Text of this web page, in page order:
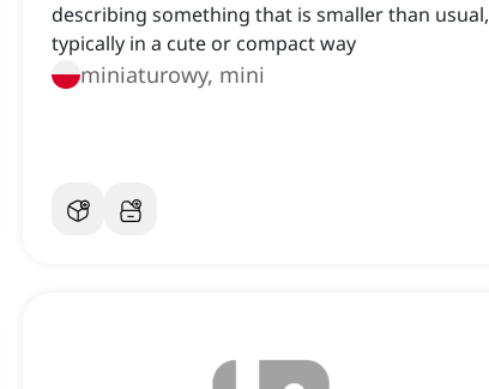
describing something that is smaller than usual,
typically in a cute or compact way
miniaturowy, mini